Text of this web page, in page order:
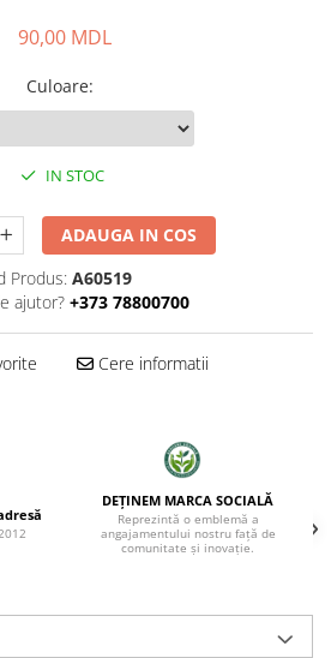
90,00 MDL
Culoare:
IN STOC
ADAUGA IN COS
Produs: A60519
ajutor? +373 78800700
Cere informatii
DEȚINEM MARCA SOCIALĂ
Reprezintă o emblemă a
angajamentului nostru față de
comunitate și inovație.